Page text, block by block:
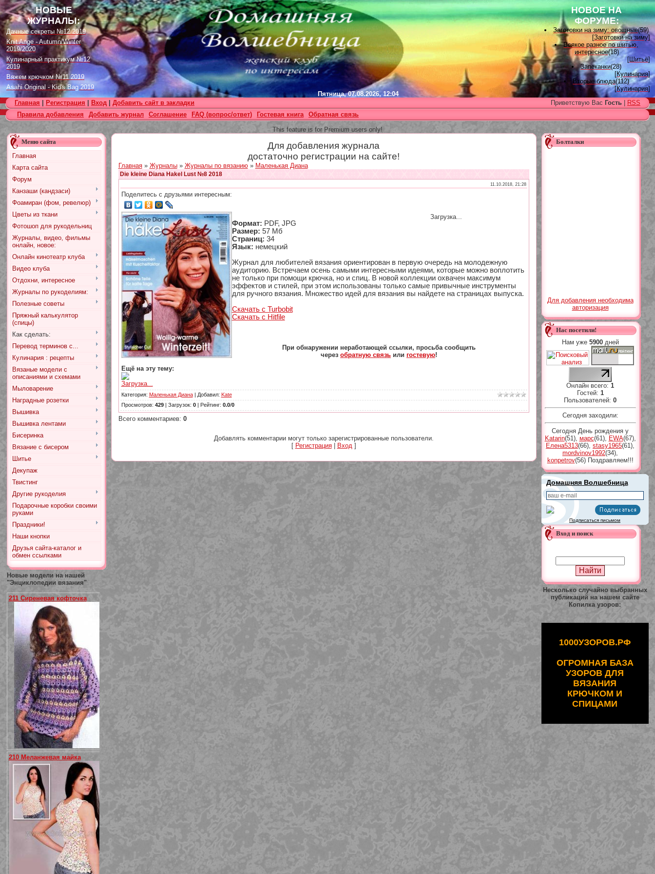
НОВЫЕ
ЖУРНАЛЫ:
Дачные секреты №12 2019
Knit Ange - Autumn/Winter
2019/2020
Кулинарный практикум №12
2019
Вяжем крючком №11 2019
Asahi Original - Kid's Bag 2019
Цветок. Спецвыпуск №4 2019
Designs in Machine Embroidery
№116 2019
Burda Örgü dergisi №2 2019
Loopy Mango Knitting: 34
Fashionable Pieces You Can
Make in a Day
Craft Stamper - January 2020
Пятница, 07.08.2026, 12:04
НОВОЕ НА
ФОРУМЕ:
Заготовки на зиму: овощные(59)
[Заготовки на зиму]
Всякое разное по шитью,
интересное(18)
[Шитьё]
Запеканки(28)
[Кулинария]
Вторые блюда(112)
[Кулинария]
Вышивка лентами(15)
[Вышивка лентами ]
Наградные розетки для
домашних питомцев, МК и
[Наградные розетки из атласной
ленты
Вяжем для детей(96)
Главная Регистрация Вход Добавить сайт в закладки Приветствую Вас Гость
RSS
Правила добавления
Добавить журнал Соглашение FAQ (вопрос/ответ) Гостевая книга Обратная связь
This feature is for Premium users only!
Меню сайта
Главная
Карта сайта
Форум
Канзаши (кандзаси)
Фоамиран (фом, ревелюр)
Цветы из ткани
Фотошоп для рукодельниц
Журналы, видео, фильмы
онлайн, новое:
Онлайн кинотеатр клуба
Видео клуба
Отдохни, интересное
Журналы по рукоделиям:
Полезные советы
Пряжный калькулятор
(спицы)
Как сделать:
Перевод терминов с...
Кулинария : рецепты
Вязаные модели с
описаниями и схемами
Мыловарение
Наградные розетки
Вышивка
Вышивка лентами
Бисеринка
Вязание с бисером
Шитье
Декупаж
Твистинг
Другие рукоделия
Подарочные коробки своими
руками
Праздники!
Наши кнопки
Друзья сайта-каталог и
обмен ссылками
Новые модели на нашей
"Энциклопедии вязания"
211 Сиреневая кофточка
210 Меланжевая майка
Для добавления журнала
достаточно регистрации на сайте!
Главная» Журналы» Журналы по вязанию» Маленькая Диана
Die kleine Diana Hakel Lust №8 2018
11.10.2018, 21:28
Поделитесь с друзьями интересным:
Загрузка...
Формат: PDF, JPG
Размер: 57 Мб
Страниц: 34
Язык: немецкий
Журнал для любителей вязания ориентирован в первую очередь на молодежную
аудиторию. Встречаем осень самыми интересными идеями, которые можно воплотить
не только при помощи крючка, но и спиц. В новой коллекции охвачен максимум
эффектов и стилей, при этом использованы только самые привычные инструменты
для ручного вязания. Множество идей для вязания вы найдете на страницах выпуска.
Скачать с Turbоbit
Скачать с Hitfile
При обнаружении неработающей ссылки, просьба сообщить
через обратную связь или гостевую!
Ещё на эту тему:
Загрузка...
Категория: Маленькая Диана| Добавил: Kate
Просмотров: 429| Загрузок: 0| Рейтинг: 0.0/0
Всего комментариев: 0
Добавлять комментарии могут только зарегистрированные пользователи.
[ Регистрация| Вход]
Болталки
Для добавления необходима
авторизация
Нас посетили!
Нам уже 5900дней
Онлайн всего: 1
Гостей: 1
Пользователей: 0
Сегодня заходили:
Сегодня День рождения у
Katarin(51), марс(61), EWA(67),
Елена5313(66) stasy1965(61)
mordvinov1992(34)
konpetrov(56)Поздравляем!!!
Домашняя Волшебница
Подписаться письмом
Вход и поиск
Несколько случайно выбранных
публикаций на нашем сайте
Копилка узоров:
1000УЗОРОВ.РФ
ОГРОМНАЯ БАЗА
УЗОРОВ ДЛЯ
ВЯЗАНИЯ
КРЮЧКОМ И
СПИЦАМИ